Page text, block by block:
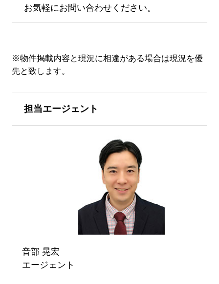
お気軽にお問い合わせください。
※物件掲載内容と現況に相違がある場合は現況を優
先と致します。
担当エージェント
音部 晃宏
エージェント